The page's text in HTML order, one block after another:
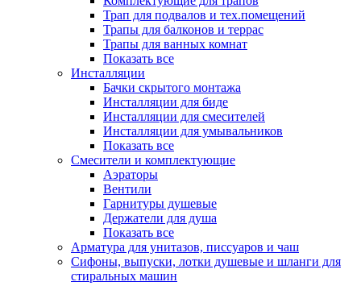
Трап для подвалов и тех.помещений
Трапы для балконов и террас
Трапы для ванных комнат
Показать все
Инсталляции
Бачки скрытого монтажа
Инсталляции для биде
Инсталляции для смесителей
Инсталляции для умывальников
Показать все
Смесители и комплектующие
Аэраторы
Вентили
Гарнитуры душевые
Держатели для душа
Показать все
Арматура для унитазов, писсуаров и чаш
Сифоны, выпуски, лотки душевые и шланги для
стиральных машин